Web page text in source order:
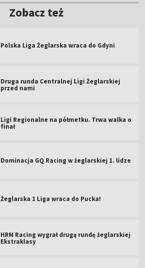
Zobacz też
Polska Liga Żeglarska wraca do Gdyni
Druga runda Centralnej Ligi Żeglarskiej
przed nami
Ligi Regionalne na półmetku. Trwa walka o
finał
Dominacja GQ Racing w żeglarskiej 1. lidze
Żeglarska 1 Liga wraca do Pucka!
HRM Racing wygrał drugą rundę żeglarskiej
Ekstraklasy